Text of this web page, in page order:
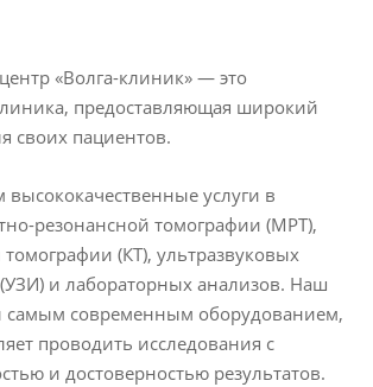
«Волга-клиник» — это
предоставляющая широкий
своих пациентов.
услуги в
резонансной томографии (МРТ),
(КТ), ультразвуковых
и лабораторных анализов. Наш
самым современным оборудованием,
проводить исследования с
и достоверностью результатов.